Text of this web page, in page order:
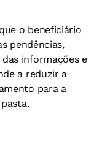
o beneficiário
pendências,
informações e
a reduzir a
para a